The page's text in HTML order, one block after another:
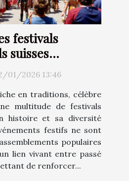
festivals
suisses
l'identité
01/2026 13:46
en traditions, célèbre
multitude de festivals
histoire et sa diversité
festifs ne sont
populaires
lien vivant entre passé
de renforcer...